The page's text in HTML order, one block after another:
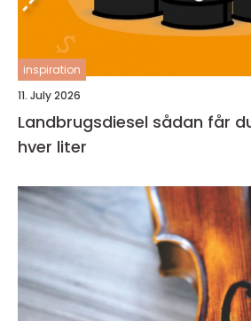
inspiration
11. July 2026
Landbrugsdiesel sådan får du mest ud af
hver liter